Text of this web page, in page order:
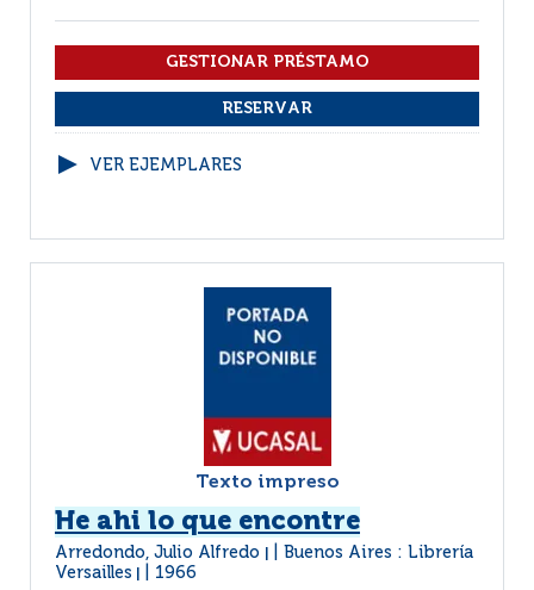
VER EJEMPLARES
Texto impreso
He ahi lo que encontre
Arredondo, Julio Alfredo
Buenos Aires : Librería
Versailles
1966